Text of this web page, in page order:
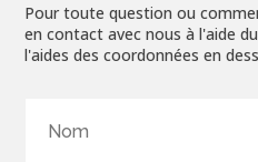
Pour toute question ou
en contact avec nous à l'aide
l'aides des coordonnées en